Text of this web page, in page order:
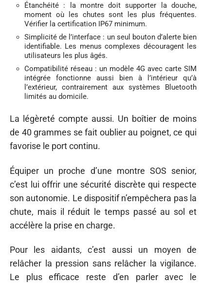
Étanchéité : la montre doit supporter la douche,
moment où les chutes sont les plus fréquentes.
Vérifier la certification IP67 minimum.
Simplicité de l’interface : un seul bouton d’alerte bien
identifiable. Les menus complexes découragent les
utilisateurs les plus âgés.
Compatibilité réseau : un modèle 4G avec carte SIM
intégrée fonctionne aussi bien à l’intérieur qu’à
l’extérieur, contrairement aux systèmes Bluetooth
limités au domicile.
La légèreté compte aussi. Un boîtier de moins
de 40 grammes se fait oublier au poignet, ce qui
favorise le port continu.
Équiper un proche d’une montre SOS senior,
c’est lui offrir une sécurité discrète qui respecte
son autonomie. Le dispositif n’empêchera pas la
chute, mais il réduit le temps passé au sol et
accélère la prise en charge.
Pour les aidants, c’est aussi un moyen de
relâcher la pression sans relâcher la vigilance.
Le plus efficace reste d’en parler avec le